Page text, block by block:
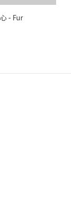
- Fur